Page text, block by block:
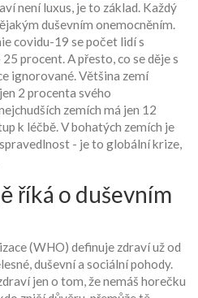
není luxus, je to základ. Každý
duševním onemocněním.
covidu-19 se počet lidí s
procent. A přesto, co se děje s
ignorované. Většina zemí
2 procenta svého
zemích má jen 12
k léčbě. V bohatých zemích je
- je to globální krize,
říká o duševním
(WHO) definuje zdraví už od
duševní a sociální pohody.
jen o tom, že nemáš horečku